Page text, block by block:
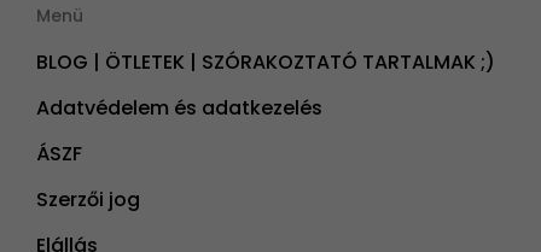
Menü
BLOG | ÖTLETEK | SZÓRAKOZTATÓ TARTALMAK ;)
Adatvédelem és adatkezelés
ÁSZF
Szerzői jog
Elállás